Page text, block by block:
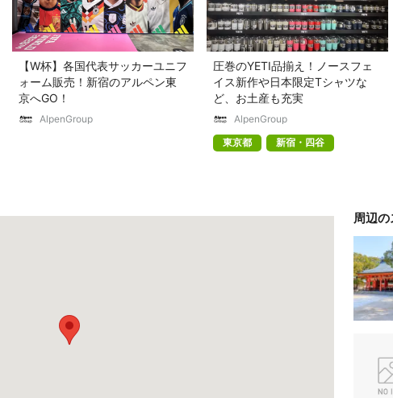
【W杯】各国代表サッカーユニフ
ォーム販売！新宿のアルペン東
京へGO！
AlpenGroup
圧巻のYETI品揃え！ノースフェ
イス新作や日本限定Tシャツな
ど、お土産も充実
AlpenGroup
東京都
新宿・四谷
周辺の